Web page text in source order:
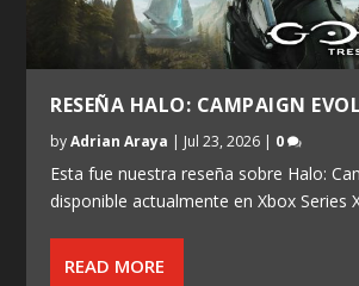
RESEÑA HALO: CAMPAIGN
byAdrian Araya | Jul 23, 2026 | 0
Esta fue nuestra reseña sobre Halo:
disponible actualmente en Xbox Series
READ MORE